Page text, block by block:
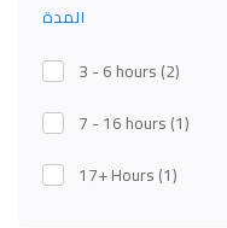
المدة
3 - 6 hours(2)
7 - 16 hours(1)
17+ Hours(1)